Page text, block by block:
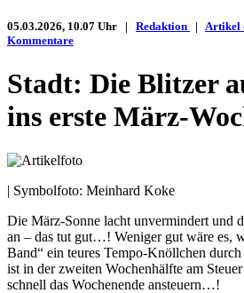
05.03.2026, 10.07 Uhr | Redaktion | Artikel
Kommentare
Stadt: Die Blitzer
ins erste März-
| Symbolfoto: Meinhard Koke
Die März-Sonne lacht unvermindert und
an – das tut gut…! Weniger gut wäre es,
Band“ ein teures Tempo-Knöllchen
ist in der zweiten Wochenhälfte am
schnell das Wochenende ansteuern…!